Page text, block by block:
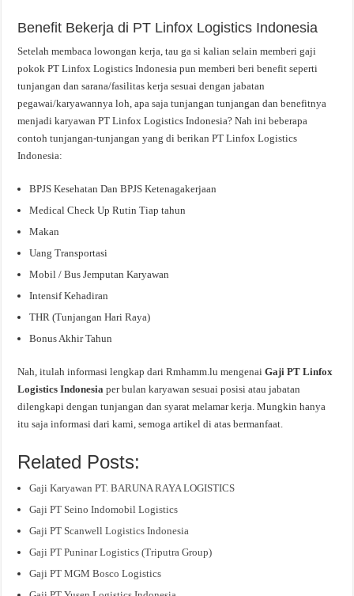
Benefit Bekerja di PT Linfox Logistics Indonesia
Setelah membaca lowongan kerja, tau ga si kalian selain memberi gaji
pokok PT Linfox Logistics Indonesia pun memberi beri benefit seperti
tunjangan dan sarana/fasilitas kerja sesuai dengan jabatan
pegawai/karyawannya loh, apa saja tunjangan tunjangan dan benefitnya
menjadi karyawan PT Linfox Logistics Indonesia? Nah ini beberapa
contoh tunjangan-tunjangan yang di berikan PT Linfox Logistics
Indonesia:
BPJS Kesehatan Dan BPJS Ketenagakerjaan
Medical Check Up Rutin Tiap tahun
Makan
Uang Transportasi
Mobil / Bus Jemputan Karyawan
Intensif Kehadiran
THR (Tunjangan Hari Raya)
Bonus Akhir Tahun
Nah, itulah informasi lengkap dari Rmhamm.lu mengenaiGaji PT Linfox
Logistics Indonesiaper bulan karyawan sesuai posisi atau jabatan
dilengkapi dengan tunjangan dan syarat melamar kerja. Mungkin hanya
itu saja informasi dari kami, semoga artikel di atas bermanfaat.
Related Posts:
Gaji Karyawan PT. BARUNA RAYA LOGISTICS
Gaji PT Seino Indomobil Logistics
Gaji PT Scanwell Logistics Indonesia
Gaji PT Puninar Logistics (Triputra Group)
Gaji PT MGM Bosco Logistics